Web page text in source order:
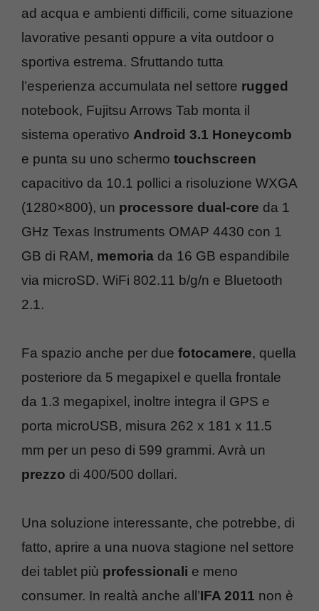
ad acqua e ambienti difficili, come situazione
lavorative pesanti oppure a vita outdoor o
sportiva estrema. Sfruttando tutta
l’esperienza accumulata nel settore rugged
notebook, Fujitsu Arrows Tab monta il
sistema operativo Android 3.1 Honeycomb
e punta su uno schermo touchscreen
capacitivo da 10.1 pollici a risoluzione WXGA
(1280×800), un processore dual-core da 1
GHz Texas Instruments OMAP 4430 con 1
GB di RAM, memoria da 16 GB espandibile
via microSD. WiFi 802.11 b/g/n e Bluetooth
2.1.
Fa spazio anche per due fotocamere, quella
posteriore da 5 megapixel e quella frontale
da 1.3 megapixel, inoltre integra il GPS e
porta microUSB, misura 262 x 181 x 11.5
mm per un peso di 599 grammi. Avrà un
prezzo di 400/500 dollari.
Una soluzione interessante, che potrebbe, di
fatto, aprire a una nuova stagione nel settore
dei tablet più professionali e meno
consumer. In realtà anche all’IFA 2011 non è